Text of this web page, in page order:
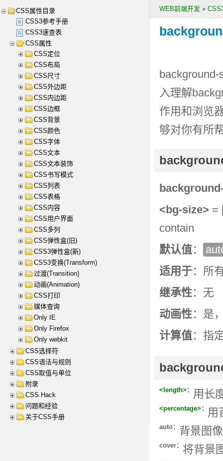
WEB前端开发 »
background-
入理解
作用和浏览
够对你有所
<bg-size> =
contain
默认值：
适用于：所
继承性：无
动画性：是
计算值：指
<length> ： 用长
<percentage> ： 用
auto： 背景图
cover： 将背景
CSS属性目录
CSS3参考手册
CSS3速查表
CSS属性
CSS定位
CSS布局
CSS尺寸
CSS外边距
CSS内边距
CSS边框
CSS背景
CSS颜色
CSS字体
CSS文本
CSS文本装饰
CSS书写模式
CSS列表
CSS表格
CSS内容
CSS用户界面
CSS多列
CSS弹性盒(旧)
CSS3弹性盒(新)
CSS3变换(Transform)
过渡(Transition)
动画(Animation)
CSS打印
媒体查询
Only IE
Only Firefox
Only webkit
CSS选择符
CSS语法与规则
CSS取值与单位
附录
CSS Hack
问题和经验
关于CSS手册